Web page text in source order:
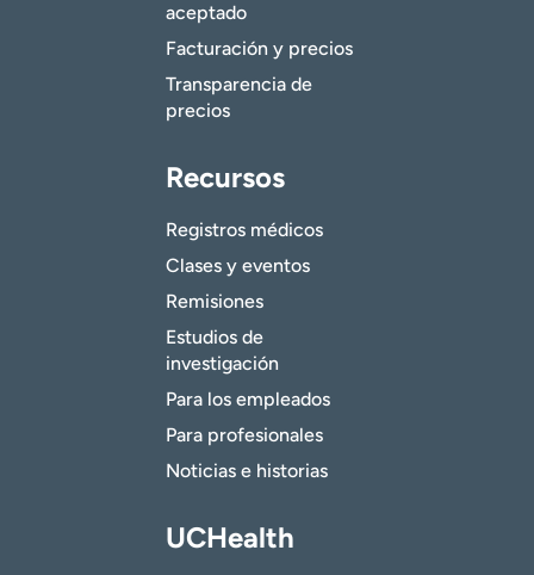
aceptado
Facturación y precios
Transparencia de
precios
Recursos
Registros médicos
Clases y eventos
Remisiones
Estudios de
investigación
Para los empleados
Para profesionales
Noticias e historias
UCHealth